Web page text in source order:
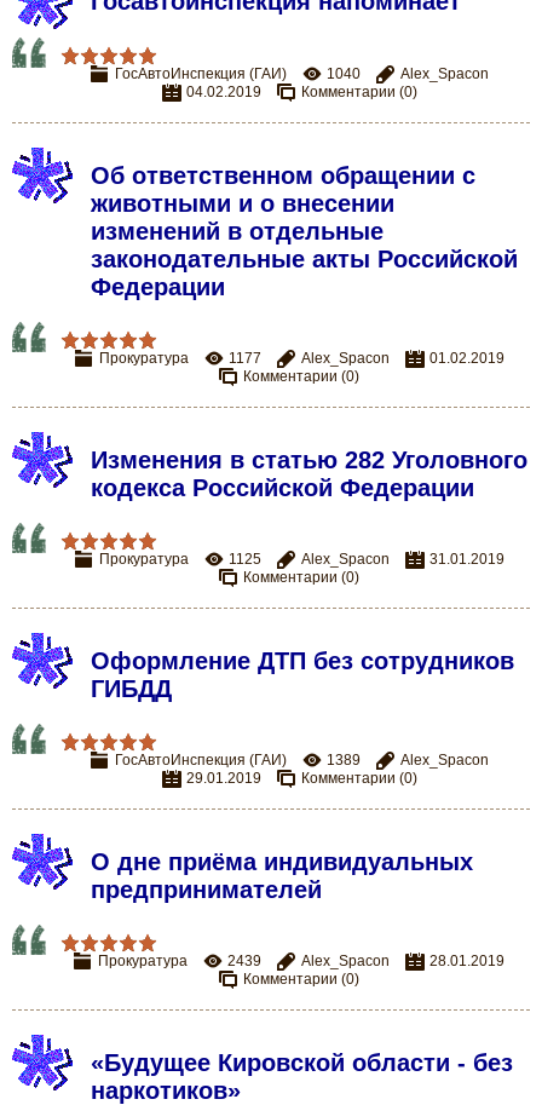
ГосАвтоИнспекция (ГАИ) 1040
Alex_Spacon
04.02.2019
Комментарии (0)
Об ответственном обращении с
животными и о внесении
изменений в отдельные
законодательные акты Российской
Федерации
Прокуратура 1177 Alex_Spacon
01.02.2019
Комментарии (0)
Изменения в статью 282 Уголовного
кодекса Российской Федерации
Прокуратура 1125 Alex_Spacon
31.01.2019
Комментарии (0)
Оформление ДТП без сотрудников
ГИБДД
ГосАвтоИнспекция (ГАИ) 1389
Alex_Spacon
29.01.2019
Комментарии (0)
О дне приёма индивидуальных
предпринимателей
Прокуратура 2439 Alex_Spacon
28.01.2019
Комментарии (0)
«Будущее Кировской области - без
наркотиков»